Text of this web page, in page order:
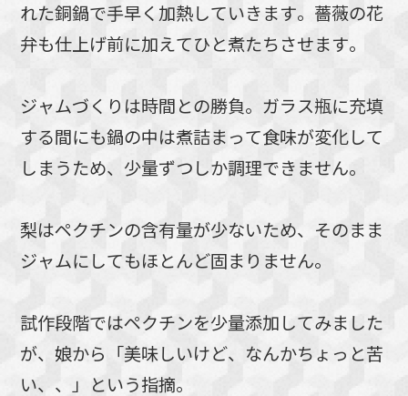
れた銅鍋で手早く加熱していきます。薔薇の花
弁も仕上げ前に加えてひと煮たちさせます。
ジャムづくりは時間との勝負。ガラス瓶に充填
する間にも鍋の中は煮詰まって食味が変化して
しまうため、少量ずつしか調理できません。
梨はペクチンの含有量が少ないため、そのまま
ジャムにしてもほとんど固まりません。
試作段階ではペクチンを少量添加してみました
が、娘から「美味しいけど、なんかちょっと苦
い、、」という指摘。